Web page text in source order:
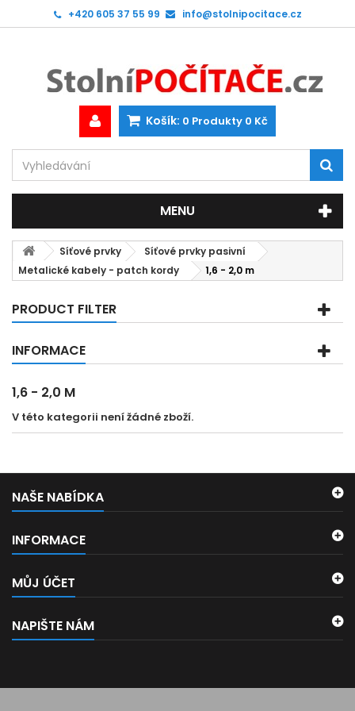
+420 605 37 55 99 info@stolnipocitace.cz
Košík: 0 Produkty 0 Kč
MENU
Síťové prvky
Síťové prvky pasivní
Metalické kabely - patch kordy
1,6 - 2,0 m
PRODUCT FILTER
INFORMACE
1,6 - 2,0 M
V této kategorii není žádné zboží.
NAŠE NABÍDKA
INFORMACE
MŮJ ÚČET
NAPIŠTE NÁM